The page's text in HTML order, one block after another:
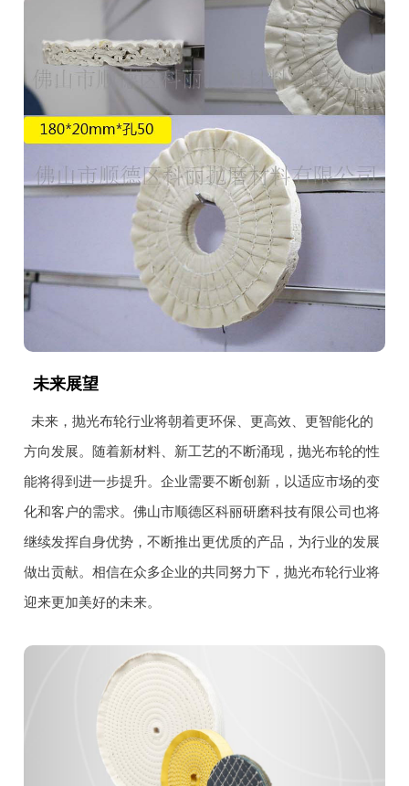
未来展望
未来，抛光布轮行业将朝着更环保、更高效、更智能化的
方向发展。随着新材料、新工艺的不断涌现，抛光布轮的性
能将得到进一步提升。企业需要不断创新，以适应市场的变
化和客户的需求。佛山市顺德区科丽研磨科技有限公司也将
继续发挥自身优势，不断推出更优质的产品，为行业的发展
做出贡献。相信在众多企业的共同努力下，抛光布轮行业将
迎来更加美好的未来。